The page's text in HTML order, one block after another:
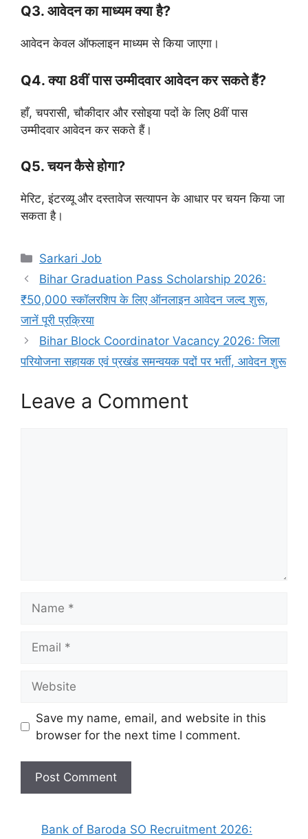
Q3. आवेदन का माध्यम क्या है?
आवेदन केवल ऑफलाइन माध्यम से किया जाएगा।
Q4. क्या 8वीं पास उम्मीदवार आवेदन कर सकते हैं?
हाँ, चपरासी, चौकीदार और रसोइया पदों के लिए 8वीं पास
उम्मीदवार आवेदन कर सकते हैं।
Q5. चयन कैसे होगा?
मेरिट, इंटरव्यू और दस्तावेज सत्यापन के आधार पर चयन किया जा
सकता है।
Sarkari Job
Bihar Graduation Pass Scholarship 2026:
₹50,000 स्कॉलरशिप के लिए ऑनलाइन आवेदन जल्द शुरू,
जानें पूरी प्रक्रिया
Bihar Block Coordinator Vacancy 2026: जिला
परियोजना सहायक एवं प्रखंड समन्वयक पदों पर भर्ती, आवेदन शुरू
Leave a Comment
Save my name, email, and website in this
browser for the next time I comment.
Bank of Baroda SO Recruitment 2026: